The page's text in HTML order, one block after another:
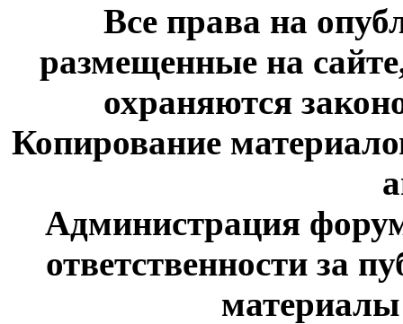
Все права на
размещенные на
охраняются
Копирование
Администрация
ответственности за